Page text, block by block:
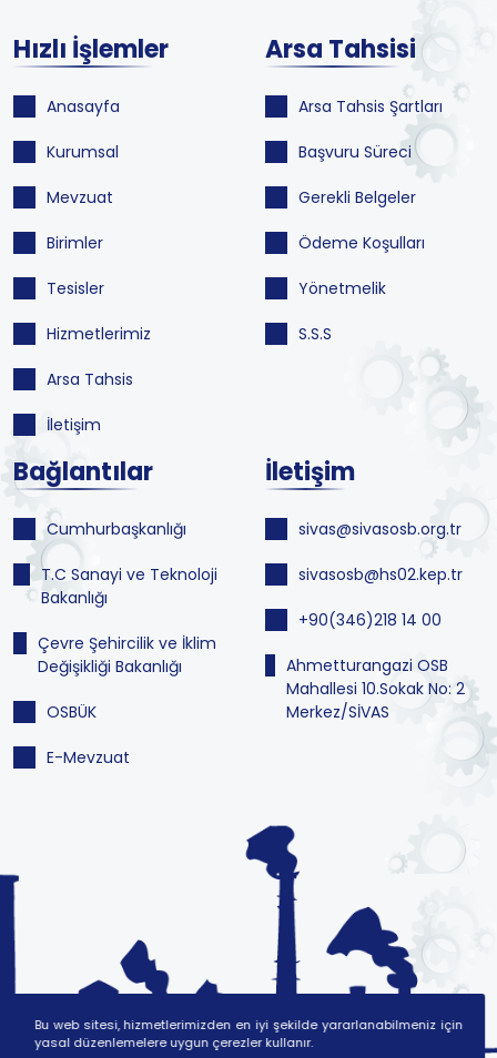
Hızlı İşlemler
Anasayfa
Kurumsal
Mevzuat
Birimler
Tesisler
Hizmetlerimiz
Arsa Tahsis
İletişim
Arsa Tahsisi
Arsa Tahsis Şartları
Başvuru Süreci
Gerekli Belgeler
Ödeme Koşulları
Yönetmelik
S.S.S
Bağlantılar
Cumhurbaşkanlığı
T.C Sanayi ve Teknoloji
Bakanlığı
Çevre Şehircilik ve İklim
Değişikliği Bakanlığı
OSBÜK
E-Mevzuat
İletişim
sivas@sivasosb.org.tr
sivasosb@hs02.kep.tr
+90(346)218 14 00
Ahmetturangazi OSB
Mahallesi 10.Sokak No: 2
Merkez/SİVAS
Bu web sitesi, hizmetlerimizden en iyi şekilde yararlanabilmeniz için
yasal düzenlemelere uygun çerezler kullanır.